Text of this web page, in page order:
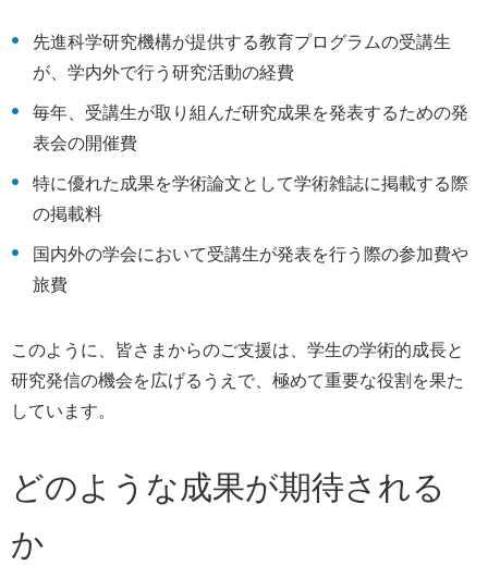
先進科学研究機構が提供する教育プログラムの受講生
が、学内外で行う研究活動の経費
毎年、受講生が取り組んだ研究成果を発表するための発
表会の開催費
特に優れた成果を学術論文として学術雑誌に掲載する際
の掲載料
国内外の学会において受講生が発表を行う際の参加費や
旅費
このように、皆さまからのご支援は、学生の学術的成長と
研究発信の機会を広げるうえで、極めて重要な役割を果た
しています。
どのような成果が期待される
か